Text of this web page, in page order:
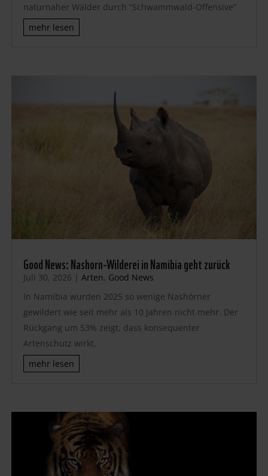
naturnaher Wälder durch “Schwammwald-Offensive”
mehr lesen
Good News: Nashorn-Wilderei in Namibia geht zurück
Juli 30, 2026 | Arten, Good News
In Namibia wurden 2025 so wenige Nashörner
gewildert wie seit mehr als 10 Jahren nicht mehr. Der
Rückgang um 53% zeigt, dass konsequenter
Artenschutz wirkt.
mehr lesen